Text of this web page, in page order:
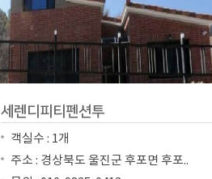
세렌디피티펜션투
객실수 : 1개
주소 : 경상북도 울진군 후포면 후포..